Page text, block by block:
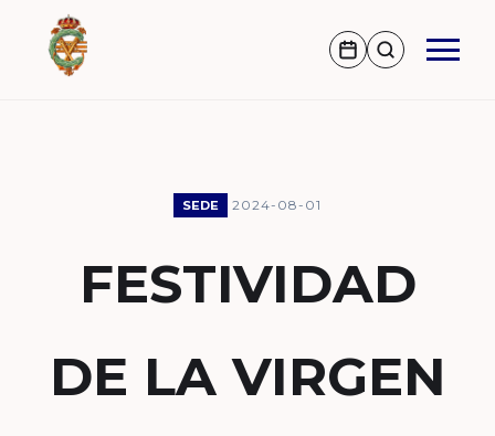
SEDE 2024-08-01
FESTIVIDAD
DE LA VIRGEN